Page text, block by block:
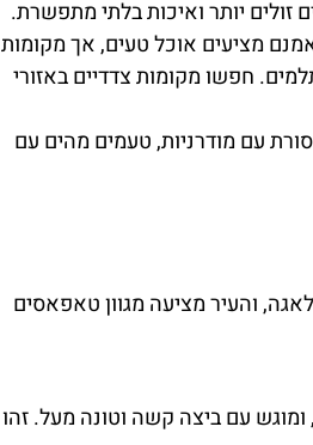
זולים יותר ואיכות בלתי מתפשרת.
מציעים אוכל טעים, אך מקומות
חפשו מקומות צדדיים באזורי
עם מודרניות, טעמים מהים עם
והעיר מציעה מגוון טאפאסים
עם ביצה קשה וטונה מעל. זהו